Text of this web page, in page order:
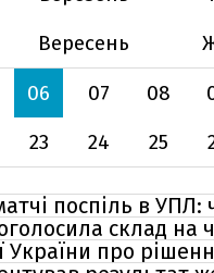
Вересень
06 07 08
23 24 25
поспіль в УПЛ:
склад на
України про